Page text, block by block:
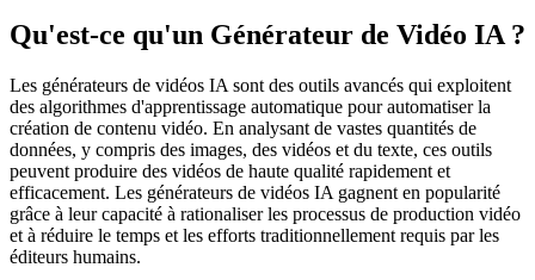
Qu'est-ce qu'un Générateur de Vidéo IA ?
Les générateurs de vidéos IA sont des outils avancés qui exploitent
des algorithmes d'apprentissage automatique pour automatiser la
création de contenu vidéo. En analysant de vastes quantités de
données, y compris des images, des vidéos et du texte, ces outils
peuvent produire des vidéos de haute qualité rapidement et
efficacement. Les générateurs de vidéos IA gagnent en popularité
grâce à leur capacité à rationaliser les processus de production vidéo
et à réduire le temps et les efforts traditionnellement requis par les
éditeurs humains.